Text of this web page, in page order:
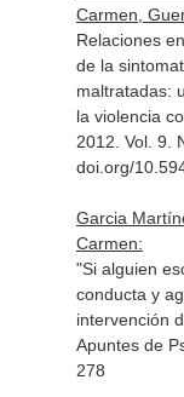
Carmen,
Relaciones
de la
maltratadas:
la violencia
2012. Vol. 9.
doi.org/
Garcia
Carmen:
"Si alguien
conducta y
intervención
Apuntes de
278